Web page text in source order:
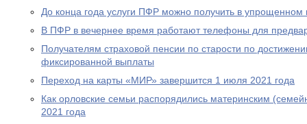
До конца года услуги ПФР можно получить в упрощенном
В ПФР в вечернее время работают телефоны для
Получателям страховой пенсии по старости по
фиксированной выплаты
Переход на карты «МИР» завершится 1 июля 2021 года
Как орловские семьи распорядились материнским
2021 года